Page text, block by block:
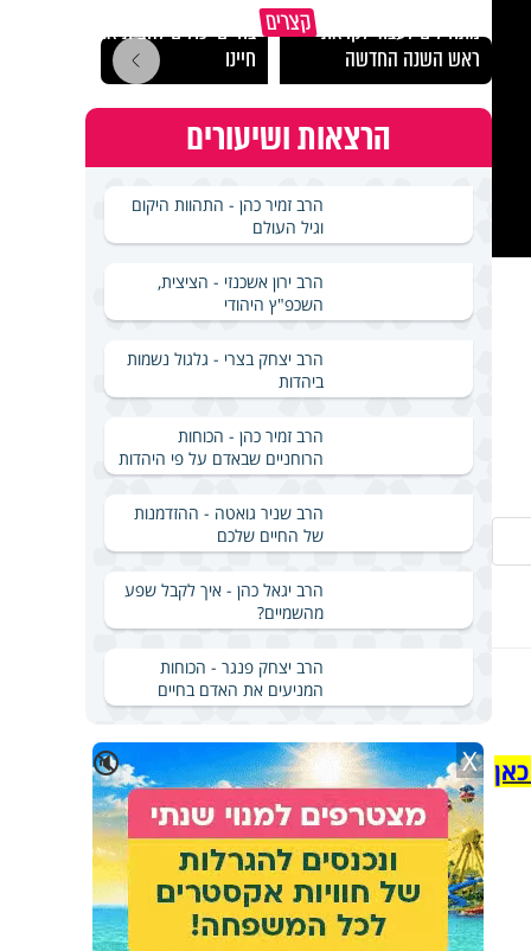
קצרים מתחילים לעבוד לקראת
ראש השנה החדשה
בחיים יכולים להצית את
חיינו
הרצאות ושיעורים
הרב זמיר כהן - התהוות היקום
וגיל העולם
הרב ירון אשכנזי - הציצית,
השכפ"ץ היהודי
הרב יצחק בצרי - גלגול נשמות
ביהדות
הרב זמיר כהן - הכוחות
הרוחניים שבאדם על פי היהדות
הרב שניר גואטה - ההזדמנות
של החיים שלכם
הרב יגאל כהן - איך לקבל שפע
מהשמיים?
הרב יצחק פנגר - הכוחות
המניעים את האדם בחיים
🔇 X